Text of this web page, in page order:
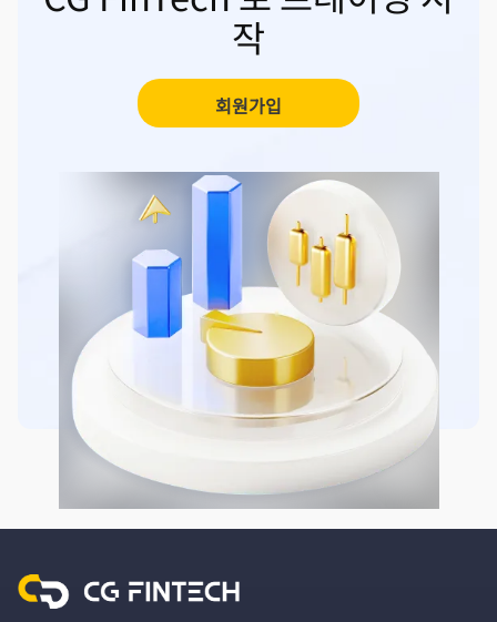
작
회원가입